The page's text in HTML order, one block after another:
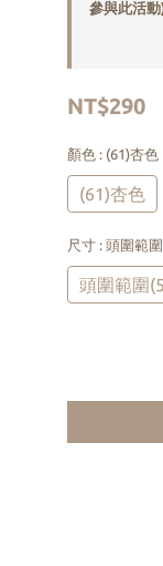
參與此活動
NT$290
顏色 : (61)杏色
(61)杏色
尺寸 : 頭圍範
頭圍範圍